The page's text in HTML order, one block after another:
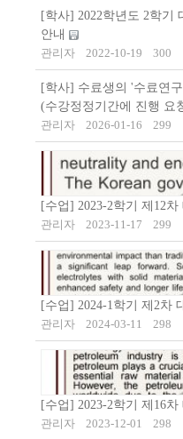
[학사] 2022학년도 2학기
안내
관리자
2022-10-19 300
[학사] 수료생의 '수료연
(수강정정기간에 진행 요
관리자
2026-01-16 299
[수업] 2023-2학기 제12
관리자
2023-11-17 299
[수업] 2024-1학기 제2차
관리자
2024-03-11 298
[수업] 2023-2학기 제16
관리자
2023-12-01 298